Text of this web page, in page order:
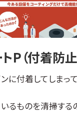
などの導電性基材全
きなものもございま
につきましては、
P（付着防止
に付着してしまっ
るものを清掃する